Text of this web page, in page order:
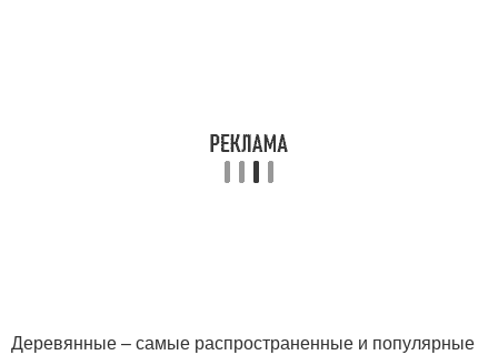
Деревянные – самые распространенные и популярные